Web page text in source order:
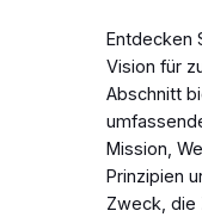
Entdecken
Vision für
Abschnitt
Mission,
Prinzipien
Zweck, die